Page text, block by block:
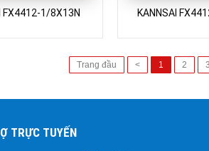
FX4412-1/8X13N KANNSAI
Trang đầu < 1 2 3
TRỰC TUYẾN